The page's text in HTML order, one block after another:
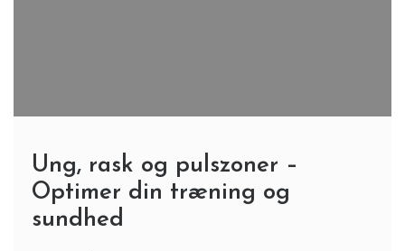
Ung, rask og pulszoner –
Optimer din træning og
sundhed